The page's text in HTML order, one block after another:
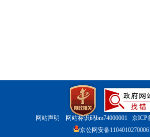
网站声明 网站标识码bm74000001 京ICP
京公网安备